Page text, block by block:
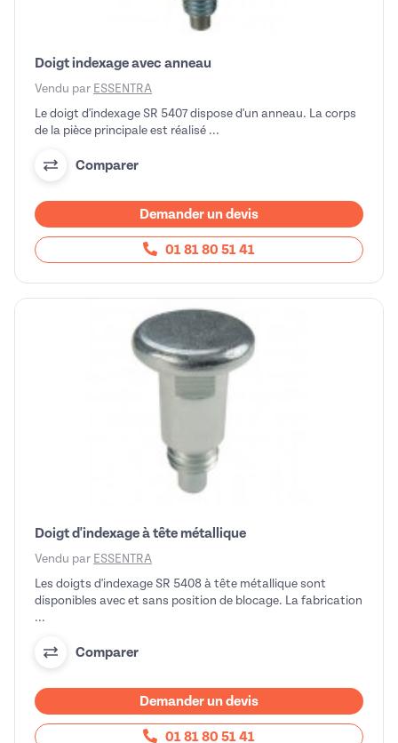
Doigt indexage avec anneau
Vendu par ESSENTRA
Le doigt d'indexage SR 5407 dispose d'un anneau. La corps
de la pièce principale est réalisé ...
Comparer
Demander un devis
01 81 80 51 41
Doigt d'indexage à tête métallique
Vendu par ESSENTRA
Les doigts d'indexage SR 5408 à tête métallique sont
disponibles avec et sans position de blocage. La fabrication
...
Comparer
Demander un devis
01 81 80 51 41